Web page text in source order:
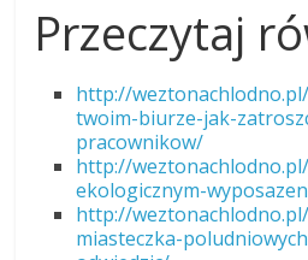
Przeczytaj
http://
twoim-biurze-jak-
pracownikow/
http://
ekologicznym-
http://
miasteczka-